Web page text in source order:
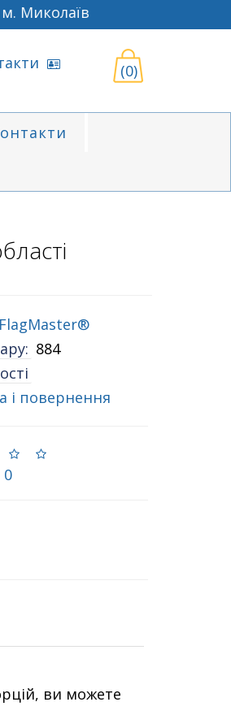
Миколаїв
(0)
FlagMaster®
884
і повернення
0
ви можете